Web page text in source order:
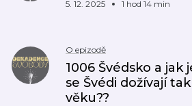
5. 12. 2025 1 hod 14 min
O epizodě
1006 Švédsko a jak
se Švédi dožívají
věku??